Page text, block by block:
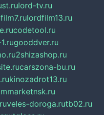
lord-tv.ru
lordfilm13.ru
codetool.ru
gooddver.ru
2shizashop.ru
carszona-bu.ru
kinozadrot13.ru
veles-doroga.rutb02.ru